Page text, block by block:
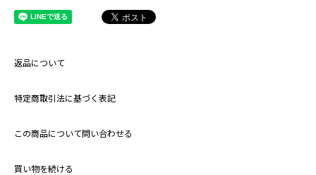
返品について
特定商取引法に基づく表記
この商品について問い合わせる
買い物を続ける